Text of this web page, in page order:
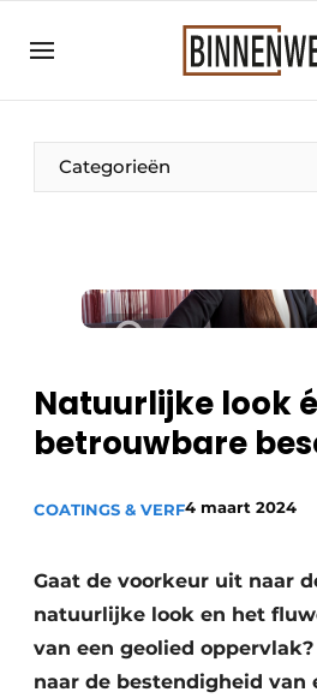
Aanmelden
Bedrijven
Binnenwerk | Hét
Direct contact
Meest gelezen
Nieuwsbrief
Privacy / Cookie statement
Vacatures
Video’s
Categorieën
Natuurlijke look
betrouwbare
COATINGS & VERF4 maart 2024
Gaat de voorkeur uit naar
natuurlijke look en het
van een geolied
naar de bestendigheid van